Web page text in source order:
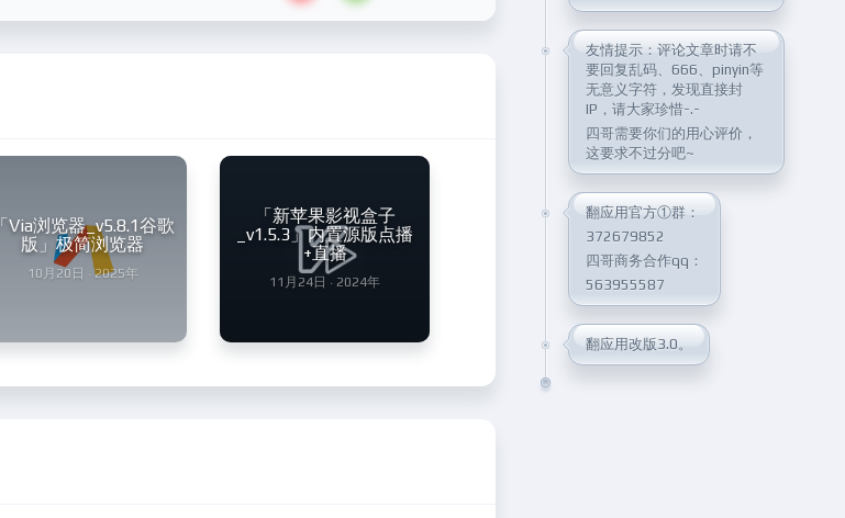
「Via浏览器_v5.8.1谷歌
版」极简浏览器
10月20日 · 2025年
「新苹果影视盒子
_v1.5.3」内置源版点播
+直播
11月24日 · 2024年
友情提示：评论文章时请不
要回复乱码、666、pinyin等
无意义字符，发现直接封
IP，请大家珍惜-.-
四哥需要你们的用心评价，
这要求不过分吧~
翻应用官方①群：
372679852
四哥商务合作qq：
563955587
翻应用改版3.0。